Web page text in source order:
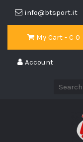
info@btsport.it
My Cart - € 0
Account